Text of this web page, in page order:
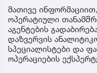
მათივე
ოპერატიული
აგენტების
დაზვერვის
სპეციალისტები და
ოპერაციების